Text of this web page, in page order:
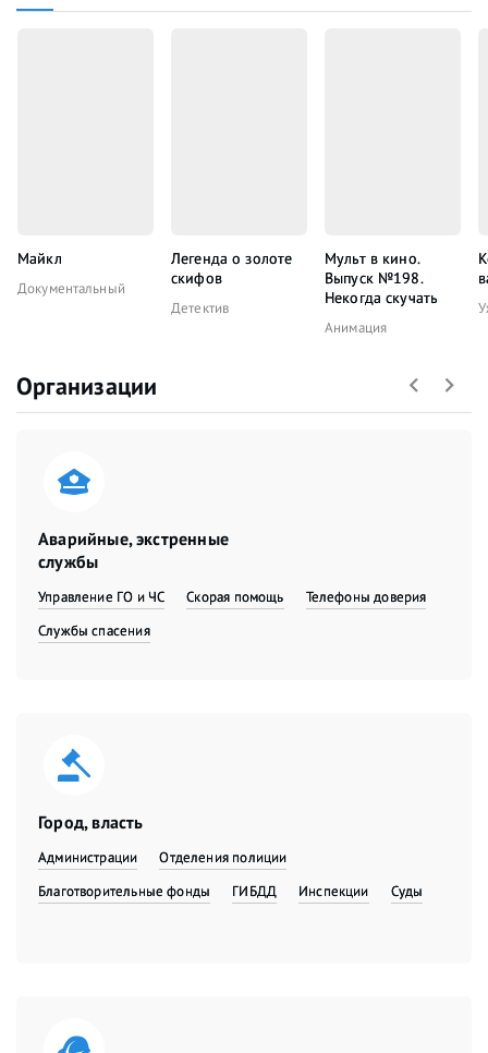
Майкл
Документальный
Легенда о золоте
скифов
Детектив
Мульт в кино.
Выпуск №198.
Некогда скучать
Анимация
Организации
Аварийные, экстренные
службы
Управление ГО и ЧС Скорая помощь
Телефоны доверия
Службы спасения
Город, власть
Администрации
Отделения полиции
Благотворительные фонды
ГИБДД Инспекции Суды